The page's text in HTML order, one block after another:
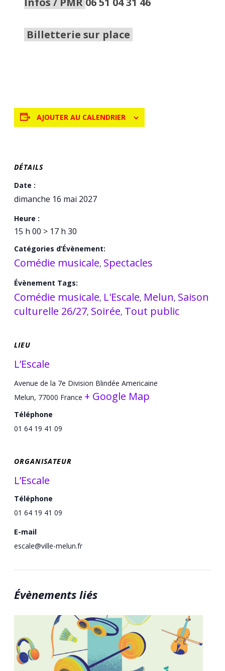
Billetterie sur place
AJOUTER AU CALENDRIER
DÉTAILS
Date :
dimanche 16 mai 2027
Heure :
15 h 00 > 17 h 30
Catégories d’Évènement:
Comédie musicale, Spectacles
Évènement Tags:
Comédie musicale, L'Escale, Melun, Saison
culturelle 26/27, Soirée, Tout public
LIEU
L’Escale
Avenue de la 7e Division Blindée Americaine
Melun, 77000 France + Google Map
Téléphone
01 64 19 41 09
ORGANISATEUR
L’Escale
Téléphone
01 64 19 41 09
E-mail
escale@ville-melun.fr
Évènements liés